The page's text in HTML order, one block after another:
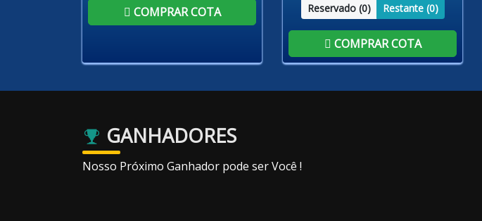
COMPRAR COTA Reservado (0) Restante (0)
COMPRAR COTA
GANHADORES
Nosso Próximo Ganhador pode ser Você !